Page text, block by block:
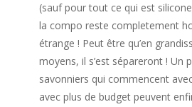
(sauf pour tout ce qui est
la compo reste completement
étrange ! Peut être qu’en
moyens, il s’est sépareront ! Un
savonniers qui commencent
avec plus de budget peuvent